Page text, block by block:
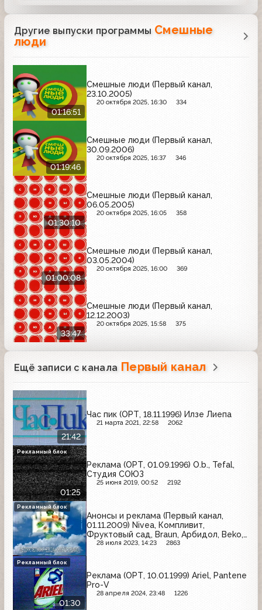
Другие выпуски программы Смешные
люди
01:16:51
Смешные люди (Первый канал,
23.10.2005)
20 октября 2025, 16:30 334
01:19:46
Смешные люди (Первый канал,
30.09.2006)
20 октября 2025, 16:37 346
01:30:10
Смешные люди (Первый канал,
06.05.2005)
20 октября 2025, 16:05 358
01:00:08
Смешные люди (Первый канал,
03.05.2004)
20 октября 2025, 16:00 369
33:47
Смешные люди (Первый канал,
12.12.2003)
20 октября 2025, 15:58 375
Ещё записи с канала Первый канал
21:42
Час пик (ОРТ, 18.11.1996) Илзе Лиепа
21 марта 2021, 22:58 2062
01:25
Реклама (ОРТ, 01.09.1996) O.b., Tefal,
Студия СОЮЗ
25 июня 2019, 00:52 2192
Рекламный блок
Анонсы и реклама (Первый канал,
01.11.2009) Nivea, Компливит,
Фруктовый сад, Braun, Арбидол, Beko,
Л'Этуаль, Raffaello, Супрадин,
28 июля 2023, 14:23 2863
Рекламный блок
01:30
Реклама (ОРТ, 10.01.1999) Ariel, Pantene
Pro-V
28 апреля 2024, 23:48 1226
Рекламный блок